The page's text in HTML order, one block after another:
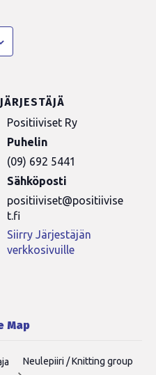
Map
JÄRJESTÄJÄ
Positiiviset Ry
Puhelin
(09) 692 5441
Sähköposti
positiiviset@positiivise
t.fi
Siirry Järjestäjän
verkkosivuille
Neulepiiri / Knitting group